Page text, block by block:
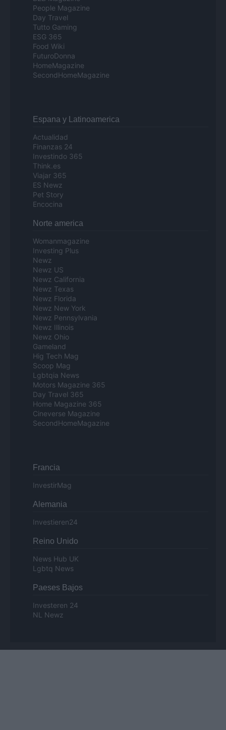
People Magazine
Day Travel
Tutto Gaming
ESG 365
Food Wiki
FuturoDonna
HomeMagazine
SecondHomeMagazine
Espana y Latinoamerica
Actualidad
Finanzas 24
Investindo 365
Think.es
Viajar 365
ES Newz
Pet Story
Encocina
Norte america
Womanmagazine
Investing Plus
Newz
Newz US
Newz California
Newz Texas
Newz Florida
Newz New York
Newz Pennsylvania
Newz Illinois
Newz Ohio
Gameland
Hig Tech Mag
Scoop Mag
Lgbtqia News
Motors Magazine 365
Day Travel 365
Home Magazine 365
Cineverse Magazine
SecondHomeMagazine
Francia
InvestirMag
Alemania
Investieren24
Reino Unido
News Hub UK
Lgbtq News
Paeses Bajos
Investeren 24
NL Newz